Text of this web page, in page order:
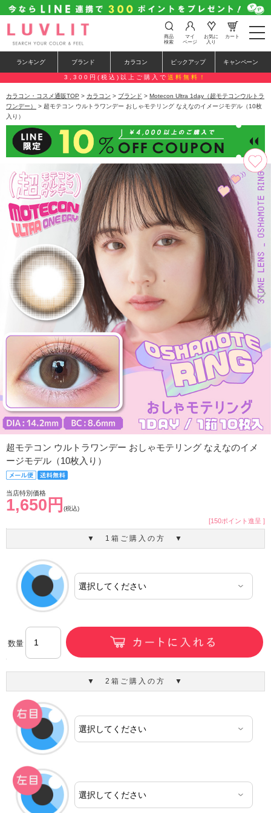
t
o
e
n
a
v
i
t
i
o
n
商品
検索
マイ
ページ
お気に
入り
カート
ランキング ブランド カラコン ピックアップ キャンペーン
3,300円(税込)以上ご購入で 送料無料！
カラコン・コスメ通販TOP > カラコン > ブランド > Motecon Ultra 1day（超モテコンウルトラ
ワンデー）
> 超モテコン ウルトラワンデー おしゃモテリング なえなのイメージモデル（10枚
入り）
超モテコン ウルトラワンデー おしゃモテリング なえなのイメ
ージモデル（10枚入り）
当店特別価格
1,650円 (税込)
[150ポイント進呈 ]
▼ 1箱ご購入の方 ▼
数量
▼ 2箱ご購入の方 ▼